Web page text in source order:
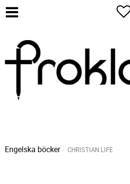
Engelska böcker CHRISTIAN LIFE